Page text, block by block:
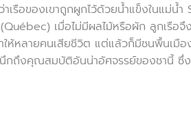
รือของเขาถูกผูกไว้ด้วยน้ำแข็งในแม่น้ำ
เมื่อไม่มีผลไม้หรือผัก ลูกเรือจึง
ให้หลายคนเสียชีวิต แต่แล้วก็มีชนพื้นเมือ
นึกถึงคุณสมบัติอันน่าอัศจรรย์ของชานี้ ซึ่